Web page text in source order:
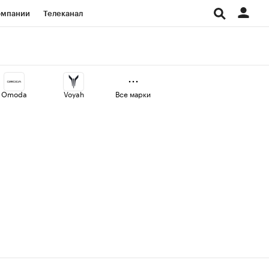
Телеканал
Проверка контрагентов
Omoda Voyah Все марки